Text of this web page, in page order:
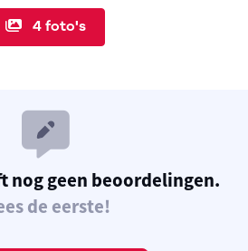
4 foto's
nog geen beoordelingen.
de eerste!